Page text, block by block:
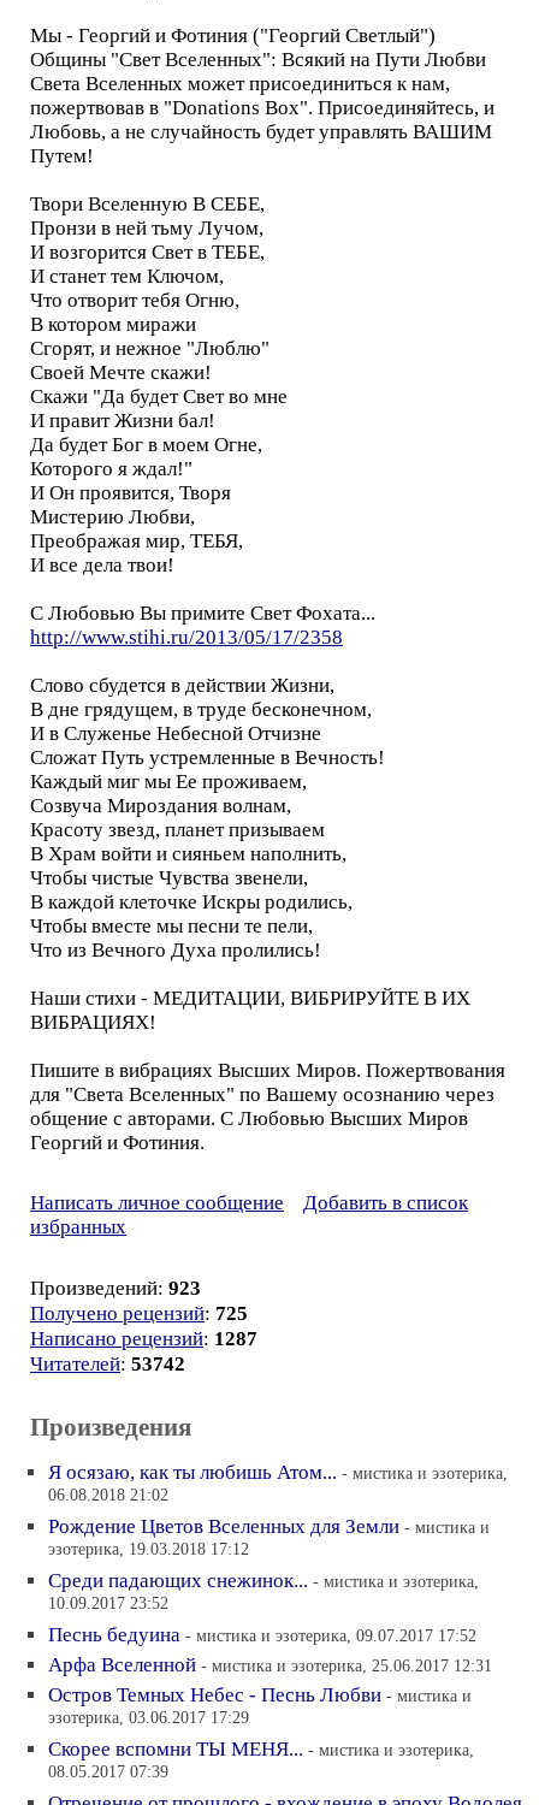
Мы - Георгий и Фотиния ("Георгий Светлый")
Общины "Свет Вселенных": Всякий на Пути Любви
Света Вселенных может присоединиться к нам,
пожертвовав в "Donations Box". Присоединяйтесь, и
Любовь, а не случайность будет управлять ВАШИМ
Путем!
Твори Вселенную В СЕБЕ,
Пронзи в ней тьму Лучом,
И возгорится Свет в ТЕБЕ,
И станет тем Ключом,
Что отворит тебя Огню,
В котором миражи
Сгорят, и нежное "Люблю"
Своей Мечте скажи!
Скажи "Да будет Свет во мне
И правит Жизни бал!
Да будет Бог в моем Огне,
Которого я ждал!"
И Он проявится, Творя
Мистерию Любви,
Преображая мир, ТЕБЯ,
И все дела твои!
С Любовью Вы примите Свет Фохата...
http://www.stihi.ru/2013/05/17/2358
Слово сбудется в действии Жизни,
В дне грядущем, в труде бесконечном,
И в Служенье Небесной Отчизне
Сложат Путь устремленные в Вечность!
Каждый миг мы Ее проживаем,
Созвуча Мироздания волнам,
Красоту звезд, планет призываем
В Храм войти и сияньем наполнить,
Чтобы чистые Чувства звенели,
В каждой клеточке Искры родились,
Чтобы вместе мы песни те пели,
Что из Вечного Духа пролились!
Наши стихи - МЕДИТАЦИИ, ВИБРИРУЙТЕ В ИХ
ВИБРАЦИЯХ!
Пишите в вибрациях Высших Миров. Пожертвования
для "Света Вселенных" по Вашему осознанию через
общение с авторами. С Любовью Высших Миров
Георгий и Фотиния.
Написать личное сообщение
Добавить в список
избранных
Произведений: 923
Получено рецензий: 725
Написано рецензий: 1287
Читателей: 53742
Произведения
Я осязаю, как ты любишь Атом... - мистика и эзотерика,
06.08.2018 21:02
Рождение Цветов Вселенных для Земли - мистика и
эзотерика, 19.03.2018 17:12
Среди падающих снежинок... - мистика и эзотерика,
10.09.2017 23:52
Песнь бедуина - мистика и эзотерика, 09.07.2017 17:52
Арфа Вселенной - мистика и эзотерика, 25.06.2017 12:31
Остров Темных Небес - Песнь Любви - мистика и
эзотерика, 03.06.2017 17:29
Скорее вспомни ТЫ МЕНЯ... - мистика и эзотерика,
08.05.2017 07:39